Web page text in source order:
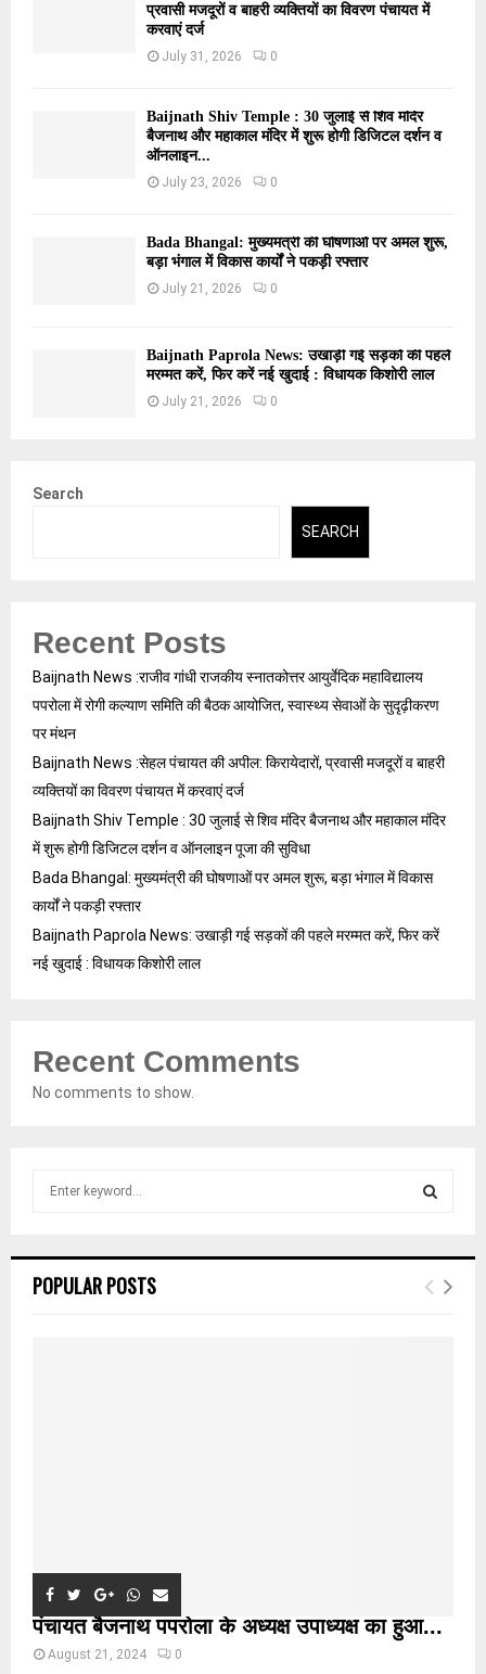
प्रवासी मजदूरों व बाहरी व्यक्तियों का विवरण पंचायत में
करवाएं दर्ज
July 31, 2026 0
Baijnath Shiv Temple : 30 जुलाई से शिव मंदिर
बैजनाथ और महाकाल मंदिर में शुरू होगी डिजिटल दर्शन व
ऑनलाइन...
July 23, 2026 0
Bada Bhangal: मुख्यमंत्री की घोषणाओं पर अमल शुरू,
बड़ा भंगाल में विकास कार्यों ने पकड़ी रफ्तार
July 21, 2026 0
Baijnath Paprola News: उखाड़ी गई सड़कों की पहले
मरम्मत करें, फिर करें नई खुदाई : विधायक किशोरी लाल
July 21, 2026 0
Search
SEARCH
Recent Posts
Baijnath News :राजीव गांधी राजकीय स्नातकोत्तर आयुर्वेदिक महाविद्यालय
पपरोला में रोगी कल्याण समिति की बैठक आयोजित, स्वास्थ्य सेवाओं के सुदृढ़ीकरण
पर मंथन
Baijnath News :सेहल पंचायत की अपील: किरायेदारों, प्रवासी मजदूरों व बाहरी
व्यक्तियों का विवरण पंचायत में करवाएं दर्ज
Baijnath Shiv Temple : 30 जुलाई से शिव मंदिर बैजनाथ और महाकाल मंदिर
में शुरू होगी डिजिटल दर्शन व ऑनलाइन पूजा की सुविधा
Bada Bhangal: मुख्यमंत्री की घोषणाओं पर अमल शुरू, बड़ा भंगाल में विकास
कार्यों ने पकड़ी रफ्तार
Baijnath Paprola News: उखाड़ी गई सड़कों की पहले मरम्मत करें, फिर करें
नई खुदाई : विधायक किशोरी लाल
Recent Comments
No comments to show.
h
E
POPULAR POSTS
पंचायत बैजनाथ पपरोला के अध्यक्ष उपाध्यक्ष का हुआ...
August 21, 2024 0